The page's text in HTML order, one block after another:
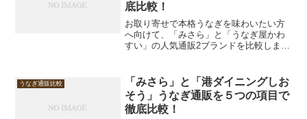
底比較！
お取り寄せで本格うなぎを味わいたい方
へ向けて、「みさら」と「うなぎ屋かわ
すい」の人気通販2ブランドを比較しまし
り。それぞれの特徴を5つのポイントで詳
しく見ていきましょう...
うなぎ通販比較
「みさら」と「港ダイニングしお
そう」うなぎ通販を５つの項目で
徹底比較！